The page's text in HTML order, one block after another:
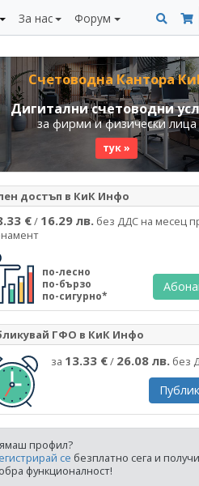
За нас Форум
Счетоводна Кантора
Дигитални счетоводни
за фирми и физически лица
тук »
достъп в КиК Инфо
€/ 16.29 лв. без ДДС на месец
по-лесно
по-бързо
по-сигурно*
ГФО в КиК Инфо
за 13.33 €/ 26.08 лв. без
профил?
се безплатно сега и
функционалност!